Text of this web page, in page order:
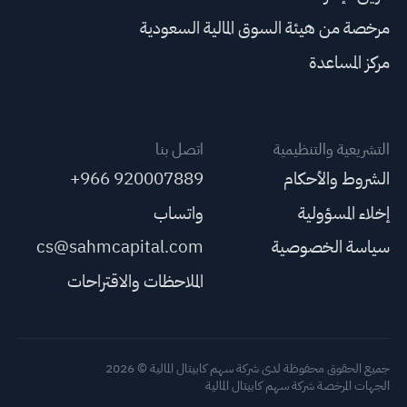
مرخصة من هيئة السوق المالية السعودية
مركز المساعدة
التشريعية والتنظيمية
الشروط والأحكام
إخلاء المسؤولية
سياسة الخصوصية
اتصل بنا
+966 920007889
واتساب
cs@sahmcapital.com
الملاحظات والاقتراحات
جميع الحقوق محفوظة لدى شركة سهم كابيتال المالية © 2026
الجهات المرخصة شركة سهم كابيتال المالية